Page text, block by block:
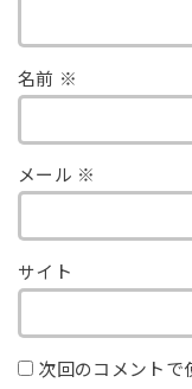
名前 ※
メール ※
サイト
次回のコメントで